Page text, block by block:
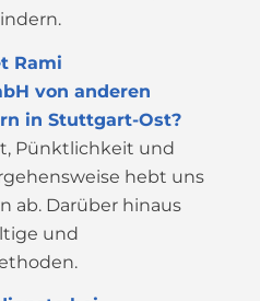
Rami
von anderen
in Stuttgart-Ost?
Pünktlichkeit und
hebt uns
ab. Darüber hinaus
und